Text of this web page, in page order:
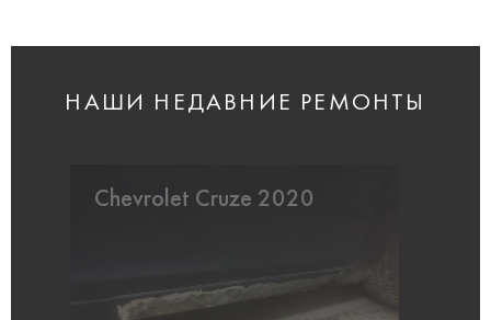
НАШИ НЕДАВНИЕ РЕМОНТЫ
Chevrolet Cruze 2020